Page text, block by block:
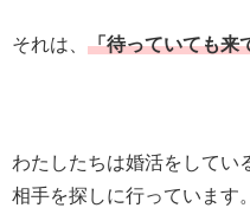
それは、 「待っていても来
わたしたちは婚活をしてい
相手を探しに行っています